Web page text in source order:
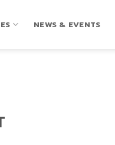
NEWS & EVENTS